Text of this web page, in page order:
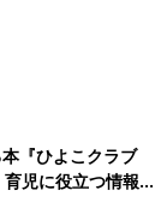
『ひよこクラブ
児に役立つ情報が